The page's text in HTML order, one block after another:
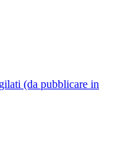
(da pubblicare in